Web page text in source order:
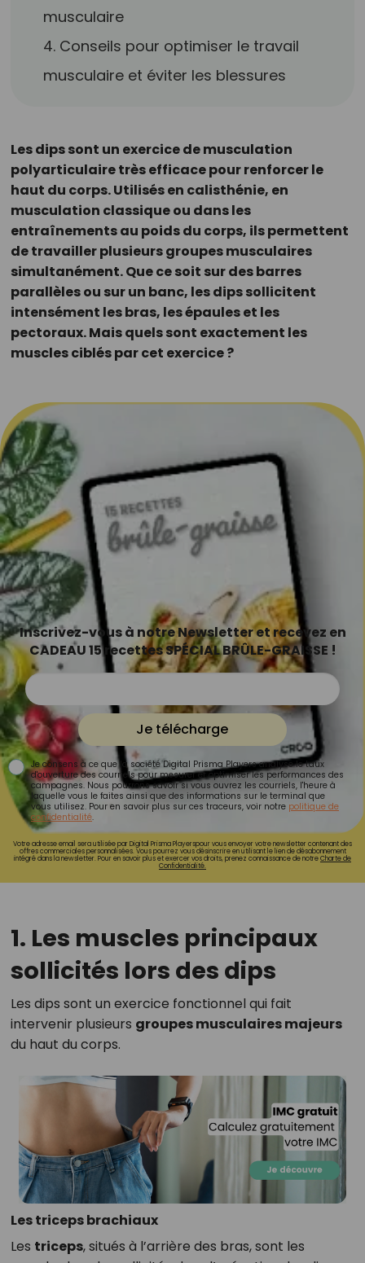
musculaire
4. Conseils pour optimiser le travail
musculaire et éviter les blessures
Les dips sont un exercice de musculation
polyarticulaire très efficace pour renforcer le
haut du corps. Utilisés en calisthénie, en
musculation classique ou dans les
entraînements au poids du corps, ils permettent
de travailler plusieurs groupes musculaires
simultanément. Que ce soit sur des barres
parallèles ou sur un banc, les dips sollicitent
intensément les bras, les épaules et les
pectoraux. Mais quels sont exactement les
muscles ciblés par cet exercice ?
Inscrivez-vous à notre Newsletter et recevez en
CADEAU 15 recettes SPÉCIAL BRÛLE-GRAISSE !
Je télécharge
Je consens à ce que la société Digital Prisma Players analyse le taux
d'ouverture des courriels pour mesurer et optimiser les performances des
campagnes. Nous pourrons savoir si vous ouvrez les courriels, l'heure à
laquelle vous le faites ainsi que des informations sur le terminal que
vous utilisez. Pour en savoir plus sur ces traceurs, voir notre politique de
confidentialité.
Votre adresse email sera utilisée par Digital Prisma Playerspour vous envoyer votre newsletter contenant des
offres commerciales personnalisées. Vous pourrez vous désinscrire en utilisant le lien de désabonnement
intégré dans la newsletter. Pour en savoir plus et exercer vos droits, prenez connaissance de notreCharte de
Confidentialité.
1. Les muscles principaux
sollicités lors des dips
Les dips sont un exercice fonctionnel qui fait
intervenir plusieurs groupes musculaires majeurs
du haut du corps.
Les triceps brachiaux
Les triceps, situés à l’arrière des bras, sont les